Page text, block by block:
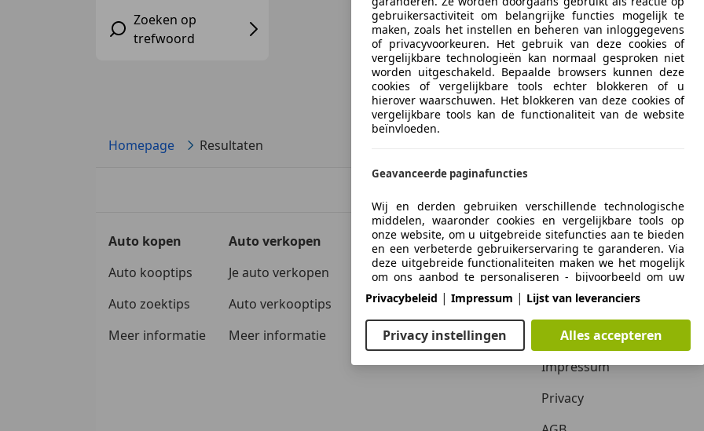
Zoeken op
trefwoord
Homepage Resultaten
Auto kopen
Auto kooptips
Auto zoektips
Meer informatie
Auto verkopen
Je auto verkopen
Auto verkooptips
Meer informatie
Zakelijk
Adverteren autobedrijven
Inloggen autobedrijven
Autobedrijven in Nederland
Over ons
Over ons / Contact
Adverteren
Vacatures
Impressum
Privacy
gebruikersactiviteit om belangrijke functies mogelijk te
maken, zoals het instellen en beheren van inloggegevens
of privacyvoorkeuren. Het gebruik van deze cookies of
vergelijkbare technologieën kan normaal gesproken niet
worden uitgeschakeld. Bepaalde browsers kunnen deze
cookies of vergelijkbare tools echter blokkeren of u
hierover waarschuwen. Het blokkeren van deze cookies of
vergelijkbare tools kan de functionaliteit van de website
beïnvloeden.
Geavanceerde paginafuncties
Wij en derden gebruiken verschillende technologische
middelen, waaronder cookies en vergelijkbare tools op
onze website, om u uitgebreide sitefuncties aan te bieden
en een verbeterde gebruikerservaring te garanderen. Via
deze uitgebreide functionaliteiten maken we het mogelijk
om ons aanbod te personaliseren - bijvoorbeeld om uw
zoekopdrachten bij een later bezoek voort te zetten, om u
geschikte aanbiedingen in uw regio te tonen of om
gepersonaliseerde advertenties en berichten te
verstrekken en te evalueren. Wij slaan uw e-mailadres
lokaal op wanneer u dit opgeeft voor opgeslagen
de prijsbeoordeling. Dit vergemakkelijkt het gebruik van
hoeft in te voeren. Met uw toestemming wordt op gebruik
Privacybeleid | Impressum | Lijst van leveranciers
Privacy instellingen Alles accepteren